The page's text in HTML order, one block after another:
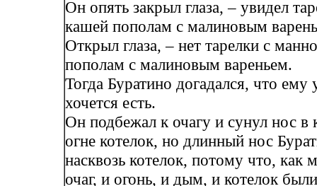
Он опять закрыл глаза, – увидел
кашей пополам с малиновым
Открыл глаза, – нет тарелки с
пополам с малиновым вареньем.
Тогда Буратино догадался, что ему
хочется есть.
Он подбежал к очагу и сунул нос в
огне котелок, но длинный нос
насквозь котелок, потому что, как
очаг, и огонь, и дым, и котелок